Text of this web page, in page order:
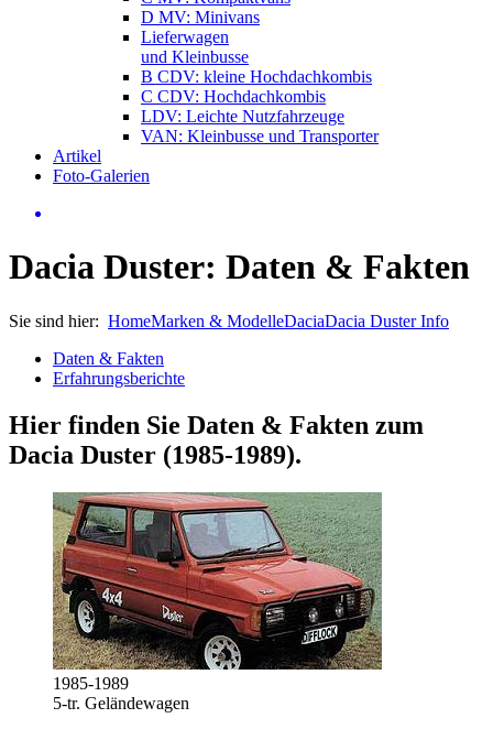
D MV: Minivans
Lieferwagen
und Kleinbusse
B CDV: kleine Hochdachkombis
C CDV: Hochdachkombis
LDV: Leichte Nutzfahrzeuge
VAN: Kleinbusse und Transporter
Artikel
Foto-Galerien
Dacia Duster: Daten & Fakten
Sie sind hier: HomeMarken & ModelleDaciaDacia Duster Info
Daten & Fakten
Erfahrungsberichte
Hier finden Sie Daten & Fakten zum
Dacia Duster (1985-1989).
1985-1989
5-tr. Geländewagen